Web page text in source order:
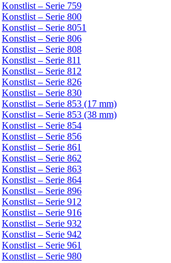
Konstlist – Serie 759
Konstlist – Serie 800
Konstlist – Serie 8051
Konstlist – Serie 806
Konstlist – Serie 808
Konstlist – Serie 811
Konstlist – Serie 812
Konstlist – Serie 826
Konstlist – Serie 830
Konstlist – Serie 853 (17 mm)
Konstlist – Serie 853 (38 mm)
Konstlist – Serie 854
Konstlist – Serie 856
Konstlist – Serie 861
Konstlist – Serie 862
Konstlist – Serie 863
Konstlist – Serie 864
Konstlist – Serie 896
Konstlist – Serie 912
Konstlist – Serie 916
Konstlist – Serie 932
Konstlist – Serie 942
Konstlist – Serie 961
Konstlist – Serie 980